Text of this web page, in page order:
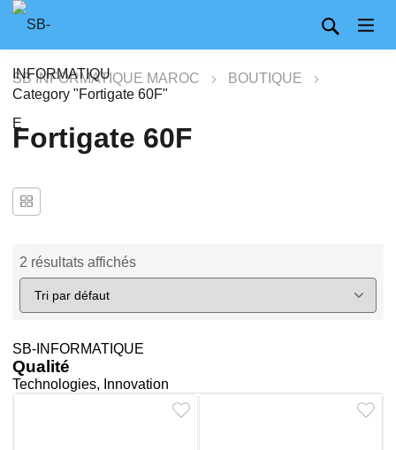
SB INFORMATIQUE MAROC
BOUTIQUE
Category "Fortigate 60F"
Fortigate 60F
2 résultats affichés
SB-INFORMATIQUE
Qualité
Technologies, Innovation